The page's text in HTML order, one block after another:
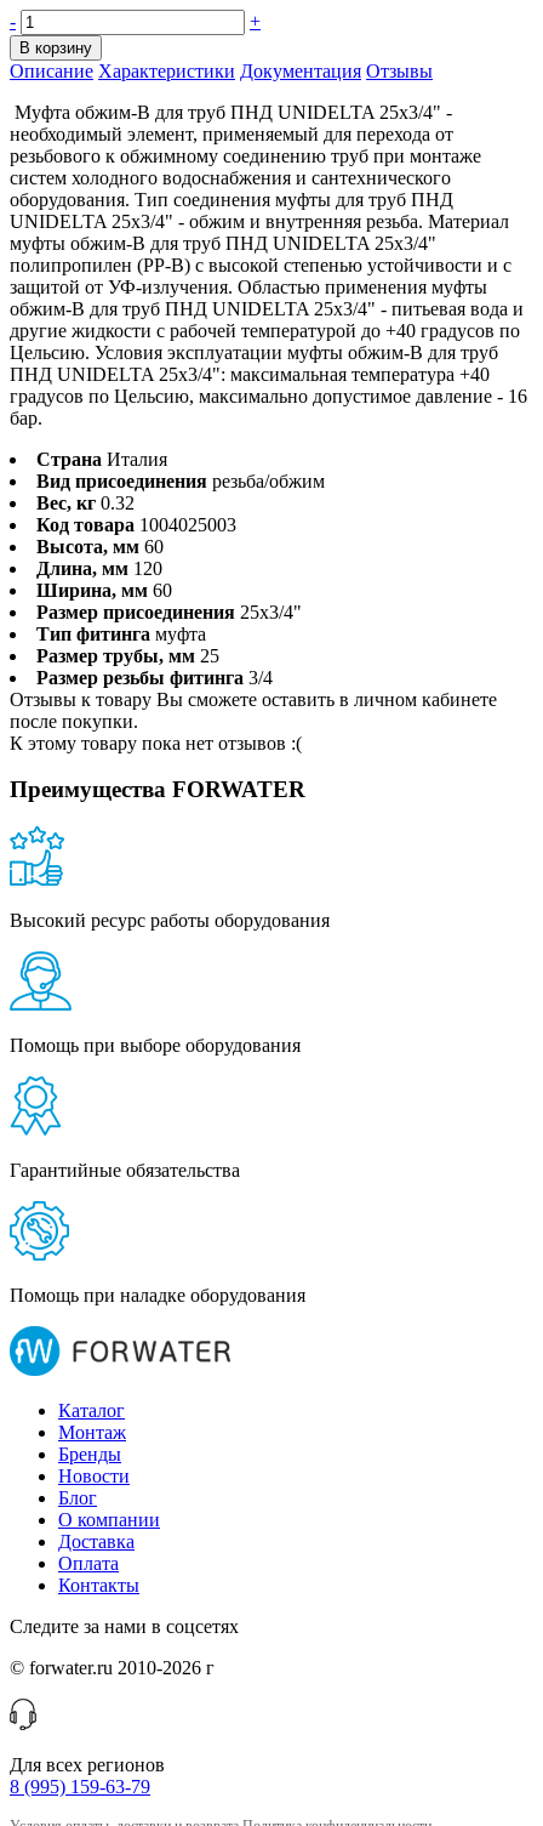
- +
В корзину
Описание Характеристики Документация Отзывы
Муфта обжим-В для труб ПНД UNIDELTA 25x3/4" -
необходимый элемент, применяемый для перехода от
резьбового к обжимному соединению труб при монтаже
систем холодного водоснабжения и сантехнического
оборудования. Тип соединения муфты для труб ПНД
UNIDELTA 25x3/4" - обжим и внутренняя резьба. Материал
муфты обжим-В для труб ПНД UNIDELTA 25x3/4"
полипропилен (PP-B) с высокой степенью устойчивости и с
защитой от УФ-излучения. Областью применения муфты
обжим-В для труб ПНД UNIDELTA 25x3/4" - питьевая вода и
другие жидкости с рабочей температурой до +40 градусов по
Цельсию. Условия эксплуатации муфты обжим-В для труб
ПНД UNIDELTA 25x3/4": максимальная температура +40
градусов по Цельсию, максимально допустимое давление - 16
бар.
Страна Италия
Вид присоединения резьба/обжим
Вес, кг 0.32
Код товара 1004025003
Высота, мм 60
Длина, мм 120
Ширина, мм 60
Размер присоединения 25x3/4"
Тип фитинга муфта
Размер трубы, мм 25
Размер резьбы фитинга 3/4
Отзывы к товару Вы сможете оставить в личном кабинете
после покупки.
К этому товару пока нет отзывов :(
Преимущества FORWATER
Высокий ресурс работы оборудования
Помощь при выборе оборудования
Гарантийные обязательства
Помощь при наладке оборудования
Каталог
Монтаж
Бренды
Новости
Блог
О компании
Доставка
Оплата
Контакты
Следите за нами в соцсетях
© forwater.ru 2010-2026 г
Для всех регионов
8 (995) 159-63-79